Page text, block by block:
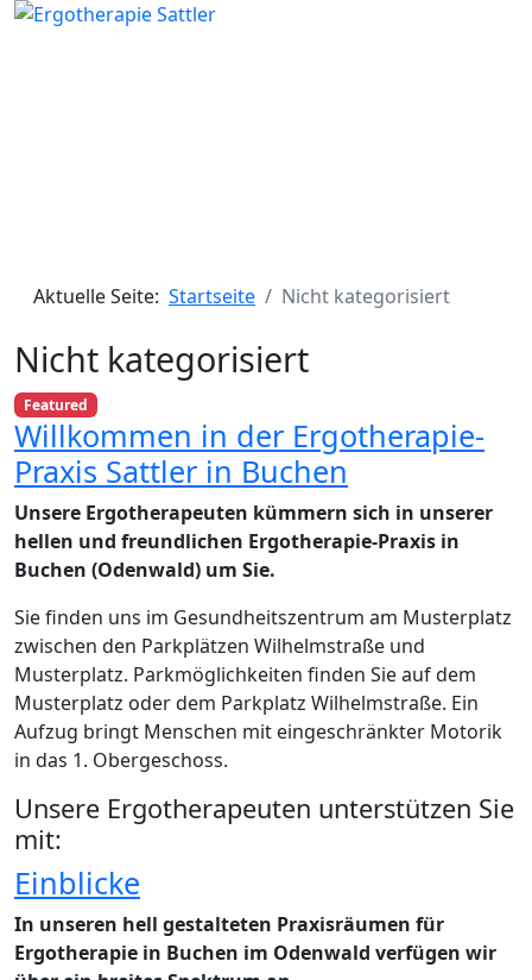
Aktuelle Seite: Startseite Nicht kategorisiert
Nicht kategorisiert
Featured
Willkommen in der Ergotherapie-
Praxis Sattler in Buchen
Unsere Ergotherapeuten kümmern sich in unserer
hellen und freundlichen Ergotherapie-Praxis in
Buchen (Odenwald) um Sie.
Sie finden uns im Gesundheitszentrum am Musterplatz
zwischen den Parkplätzen Wilhelmstraße und
Musterplatz. Parkmöglichkeiten finden Sie auf dem
Musterplatz oder dem Parkplatz Wilhelmstraße. Ein
Aufzug bringt Menschen mit eingeschränkter Motorik
in das 1. Obergeschoss.
Unsere Ergotherapeuten unterstützen Sie
mit:
Einblicke
In unseren hell gestalteten Praxisräumen für
Ergotherapie in Buchen im Odenwald verfügen wir